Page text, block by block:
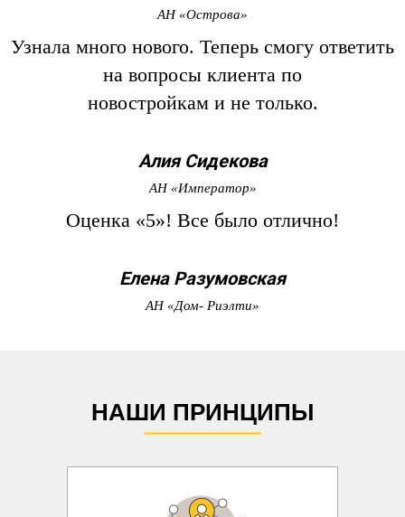
АН «Острова»
Узнала много нового. Теперь смогу ответить
на вопросы клиента по
новостройкам и не только.
Алия Сидекова
АН «Император»
Оценка «5»! Все было отлично!
Елена Разумовская
АН «Дом- Риэлти»
НАШИ ПРИНЦИПЫ